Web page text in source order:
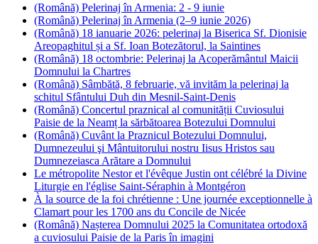
(Română) Pelerinaj în Armenia: 2 - 9 iunie
(Română) Pelerinaj în Armenia (2–9 iunie 2026)
(Română) 18 ianuarie 2026: pelerinaj la Biserica Sf. Dionisie
Areopaghitul și a Sf. Ioan Botezătorul, la Saintines
(Română) 18 octombrie: Pelerinaj la Acoperământul Maicii
Domnului la Chartres
(Română) Sâmbătă, 8 februarie, vă invităm la pelerinaj la
schitul Sfântului Duh din Mesnil-Saint-Denis
(Română) Concertul praznical al comunității Cuviosului
Paisie de la Neamț la sărbătoarea Botezului Domnului
(Română) Cuvânt la Praznicul Botezului Domnului,
Dumnezeului şi Mântuitorului nostru Iisus Hristos sau
Dumnezeiasca Arătare a Domnului
Le métropolite Nestor et l'évêque Justin ont célébré la Divine
Liturgie en l'église Saint-Séraphin à Montgéron
À la source de la foi chrétienne : Une journée exceptionnelle à
Clamart pour les 1700 ans du Concile de Nicée
(Română) Nașterea Domnului 2025 la Comunitatea ortodoxă
a cuviosului Paisie de la Paris în imagini